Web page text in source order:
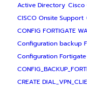
Active Directory Cisco
CISCO Onsite Support
CONFIG FORTIGATE
Configuration backup
Configuration Fortigate
CREATE